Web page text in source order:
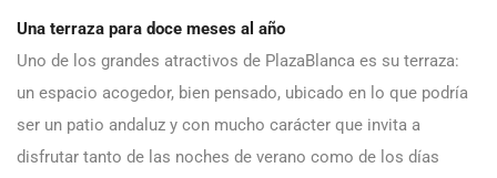
Una terraza para doce meses al año
Uno de los grandes atractivos de PlazaBlanca es su terraza:
un espacio acogedor, bien pensado, ubicado en lo que podría
ser un patio andaluz y con mucho carácter que invita a
disfrutar tanto de las noches de verano como de los días